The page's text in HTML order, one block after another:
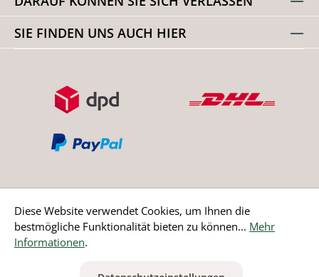
SIE FINDEN UNS AUCH HIER
Bestellung widerrufen
Diese Website verwendet Cookies, um Ihnen die
bestmögliche Funktionalität bieten zu können... Mehr
Informationen.